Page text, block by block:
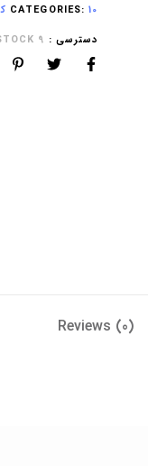
CATEGORIES:10 کانال NVR
دسترسی : 9 IN STOCK
Reviews (0)